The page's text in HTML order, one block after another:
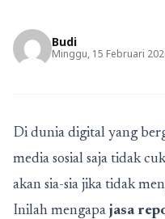
Budi
Minggu, 15 Februari
Di dunia digital yang
media sosial saja tidak
akan sia-sia jika tidak
Inilah mengapa jasa